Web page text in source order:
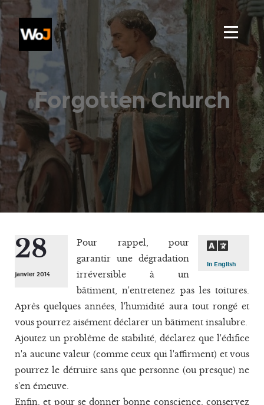
Forgotten Church
28
janvier 2014
In English
Pour rappel, pour
garantir une dégradation
irréversible à un
bâtiment, n'entretenez pas les toitures.
Après quelques années, l'humidité aura tout rongé et
vous pourrez aisément déclarer un bâtiment insalubre.
Ajoutez un problème de stabilité, déclarez que l'édifice
n'a aucune valeur (comme ceux qui l'affirment) et vous
pourrez le détruire sans que personne (ou presque) ne
s'en émeuve.
Enfin, et pour se donner bonne conscience, conservez